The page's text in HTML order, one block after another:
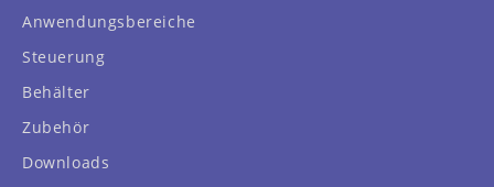
Anwendungsbereiche
Steuerung
Behälter
Zubehör
Downloads